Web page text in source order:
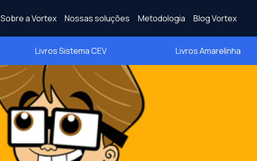
Sobre a Vortex Nossas soluções Metodologia Blog Vortex
Livros Sistema CEV Livros Amarelinha